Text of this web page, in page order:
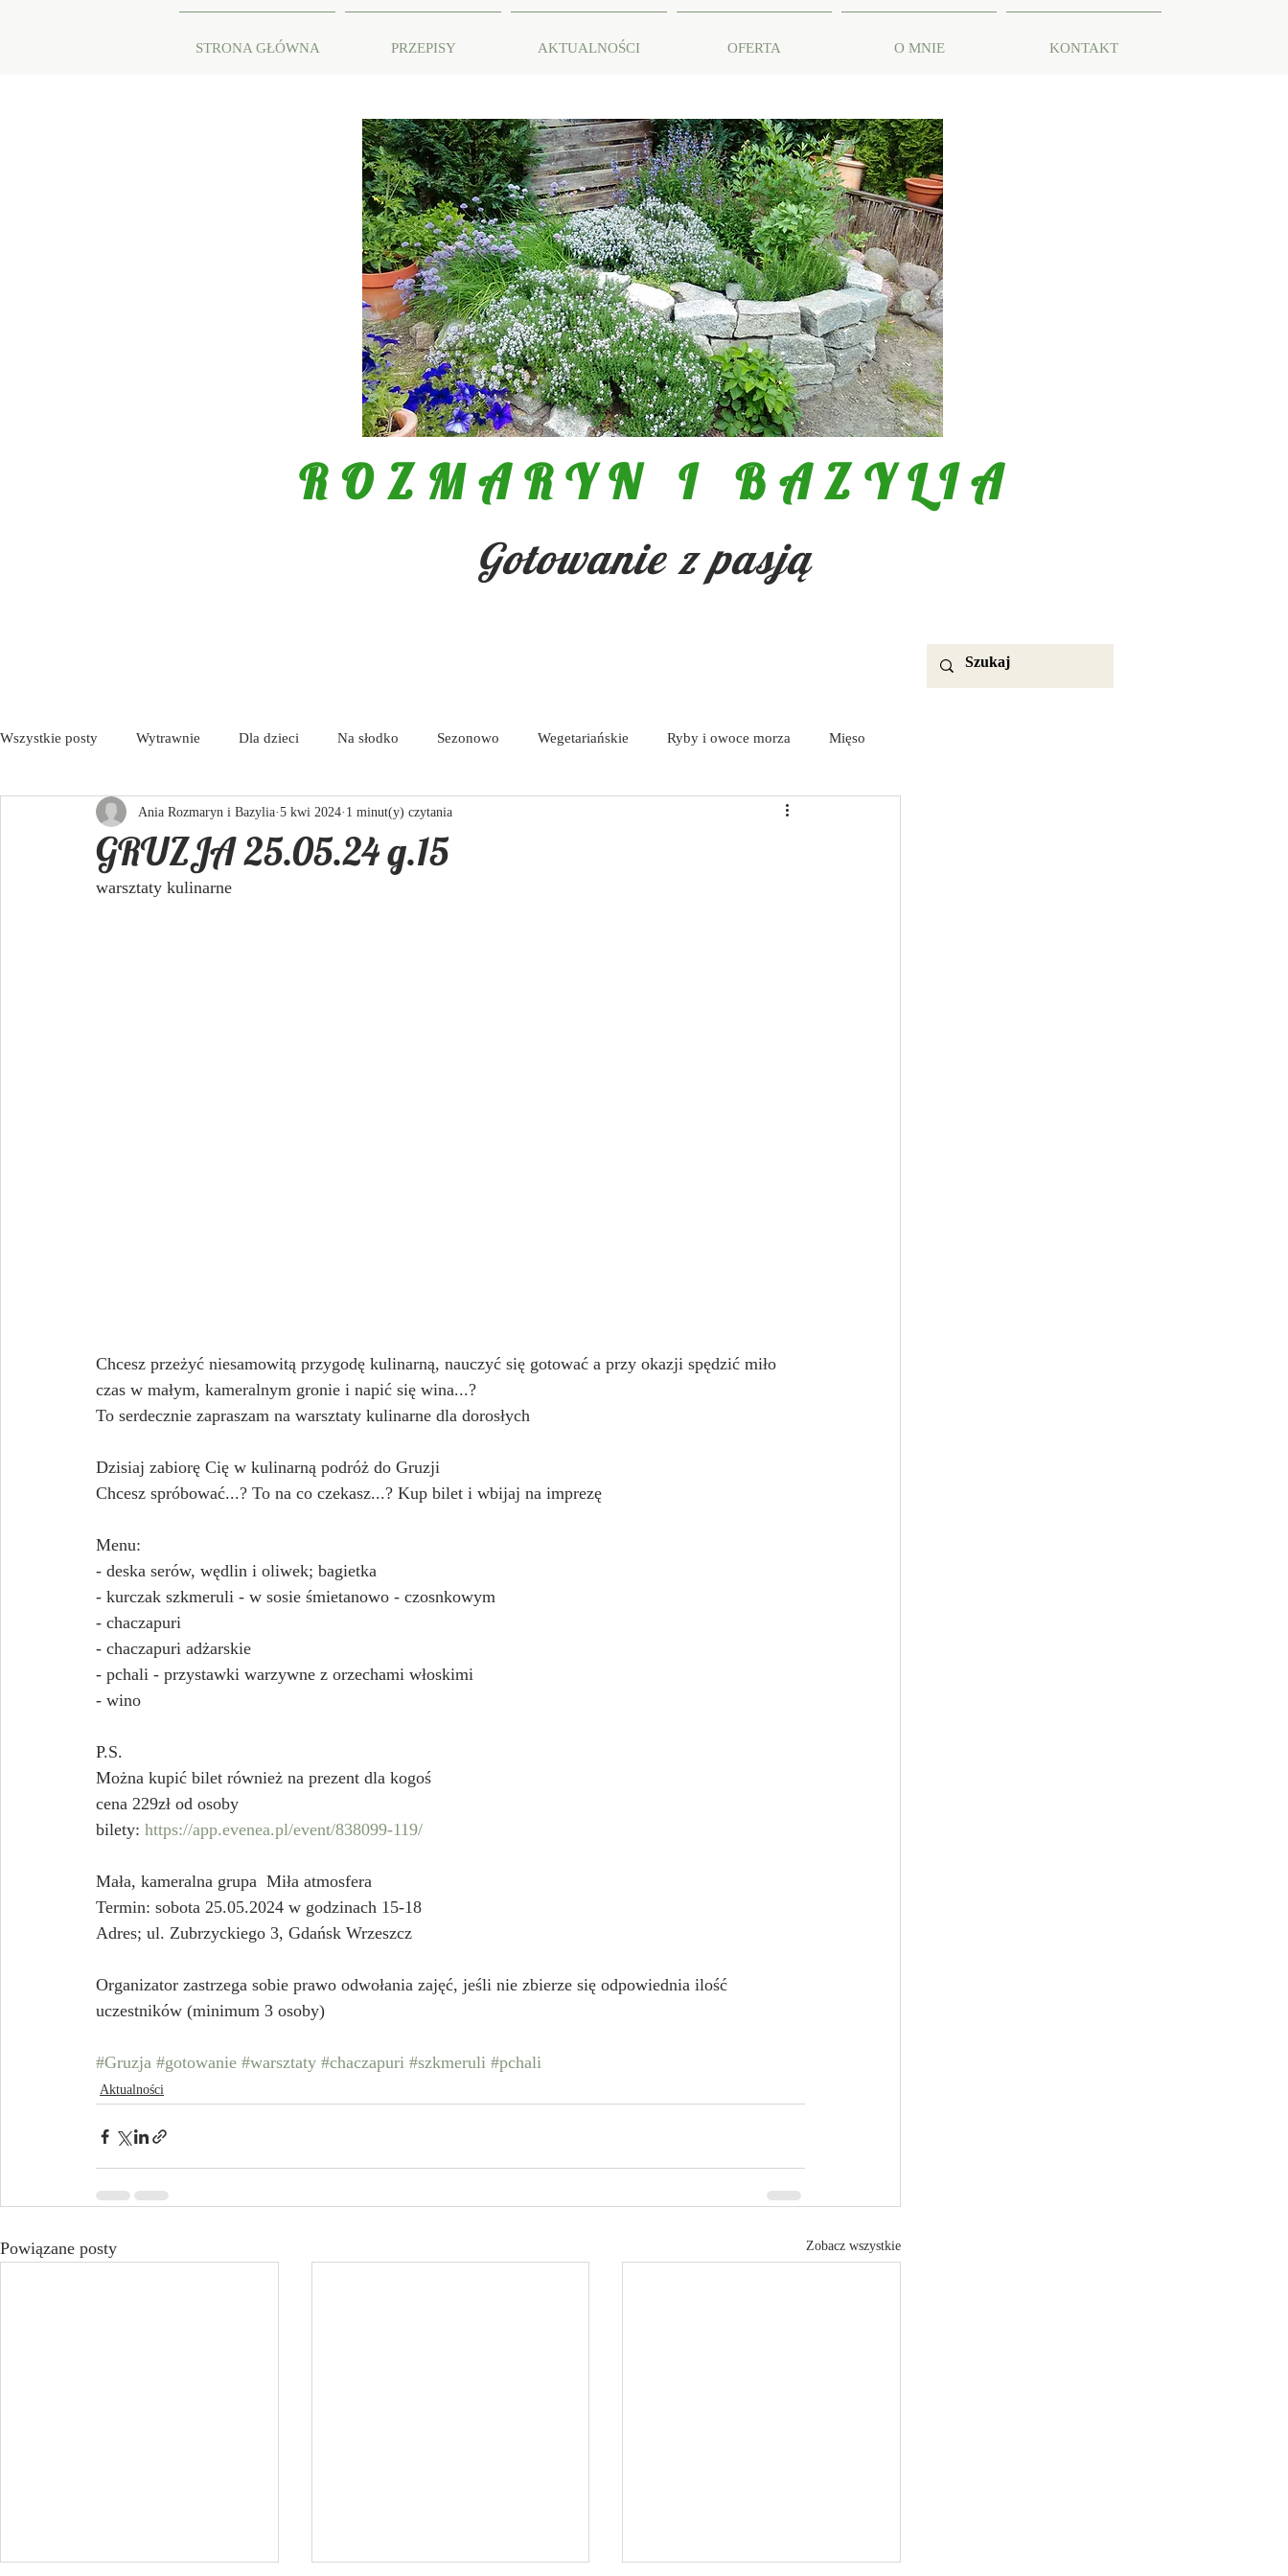
STRONA GŁÓWNA PRZEPISY AKTUALNOŚCI OFERTA O MNIE KONTAKT
ROZMARYN I BAZYLIA
Gotowanie z pasją
Wszystkie posty Wytrawnie Dla dzieci Na słodko Sezonowo Wegetariańskie Ryby i owoce morza Mięso
Tapas / Antipasti Zupy Aktualności Pasty i dipy
GRUZJA 25.05.24 g.15
Ania Rozmaryn i Bazylia 5 kwi 2024 1 minut(y) czytania
warsztaty kulinarne
Chcesz przeżyć niesamowitą przygodę kulinarną, nauczyć się gotować a przy okazji spędzić miło
czas w małym, kameralnym gronie i napić się wina...?
To serdecznie zapraszam na warsztaty kulinarne dla dorosłych
Dzisiaj zabiorę Cię w kulinarną podróż do Gruzji
Chcesz spróbować...? To na co czekasz...? Kup bilet i wbijaj na imprezę
Menu:
- deska serów, wędlin i oliwek; bagietka
- kurczak szkmeruli - w sosie śmietanowo - czosnkowym
- chaczapuri
- chaczapuri adżarskie
- pchali - przystawki warzywne z orzechami włoskimi
- wino
P.S.
Można kupić bilet również na prezent dla kogoś
cena 229zł od osoby
bilety: https://app.evenea.pl/event/838099-119/
Mała, kameralna grupa  Miła atmosfera
Termin: sobota 25.05.2024 w godzinach 15-18
Adres; ul. Zubrzyckiego 3, Gdańsk Wrzeszcz
Organizator zastrzega sobie prawo odwołania zajęć, jeśli nie zbierze się odpowiednia ilość
uczestników (minimum 3 osoby)
#Gruzja #gotowanie #warsztaty #chaczapuri #szkmeruli #pchali
Aktualności
Powiązane posty Zobacz wszystkie